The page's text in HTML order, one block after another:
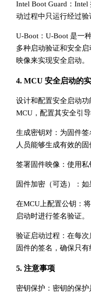
Intel Boot Guard：
动过程中只运行经过验
U-Boot：U-Boot 是一
多种启动验证和安全
映像来实现安全启动。
4. MCU 安全启动的
设计和配置安全启动
MCU，配置其安全引导
生成密钥对：为固件
人员能够生成有效的固
签署固件映像：使用私
固件加密（可选）：
在MCU上配置公钥：
启动时进行签名验证。
验证启动过程：在每
固件的签名，确保只有
5. 注意事项
密钥保护：密钥的保